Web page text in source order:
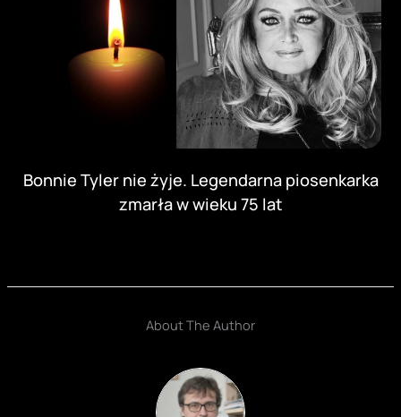
Bonnie Tyler nie żyje. Legendarna piosenkarka
zmarła w wieku 75 lat
About The Author